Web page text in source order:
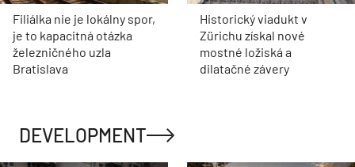
Filiálka nie je lokálny spor,
je to kapacitná otázka
železničného uzla
Bratislava
Historický viadukt v
Zürichu získal nové
mostné ložiská a
dilatačné závery
DEVELOPMENT